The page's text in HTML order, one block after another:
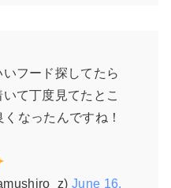
フード探してたら
て丁度見てたとこ
なったんですね！
June 16,